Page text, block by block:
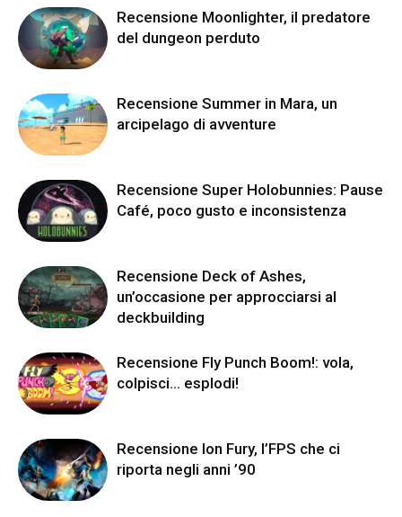
Recensione Moonlighter, il predatore
del dungeon perduto
Recensione Summer in Mara, un
arcipelago di avventure
Recensione Super Holobunnies: Pause
Café, poco gusto e inconsistenza
Recensione Deck of Ashes,
un’occasione per approcciarsi al
deckbuilding
Recensione Fly Punch Boom!: vola,
colpisci… esplodi!
Recensione Ion Fury, l’FPS che ci
riporta negli anni ’90